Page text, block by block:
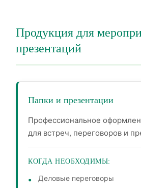
Продукция для
презентаций
Папки и презентации
Профессиональное
для встреч, переговоров и
КОГДА НЕОБХОДИМЫ:
Деловые переговоры